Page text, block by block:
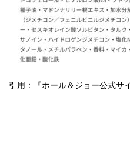
引用：『ポール＆ジョー公式サイ